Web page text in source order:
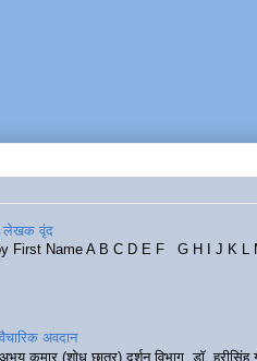
लेखक वृंद
First Name A B C D E F G H I J K
अवदान
कुमार (शोध छात्र) दर्शन विभाग, डॉ. हरीसिंह